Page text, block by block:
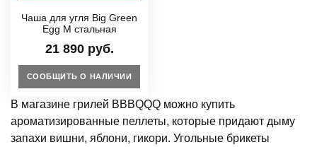
Чаша для угля Big Green
Egg M стальная
21 890 руб.
СООБЩИТЬ О НАЛИЧИИ
В магазине грилей BBBQQQ можно купить
ароматизированные пеллеты, которые придают дыму
запахи вишни, яблони, гикори. Угольные брикеты